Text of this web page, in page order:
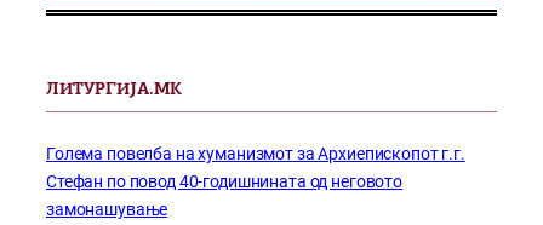
ЛИТУРГИЈА.МК
Голема повелба на хуманизмот за Архиепископот г.г.
Стефан по повод 40-годишнината од неговото
замонашување